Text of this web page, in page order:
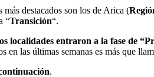
más destacados son los de Arica (
“Transición“.
localidades entraron a la fase de
en las últimas semanas es más que
.